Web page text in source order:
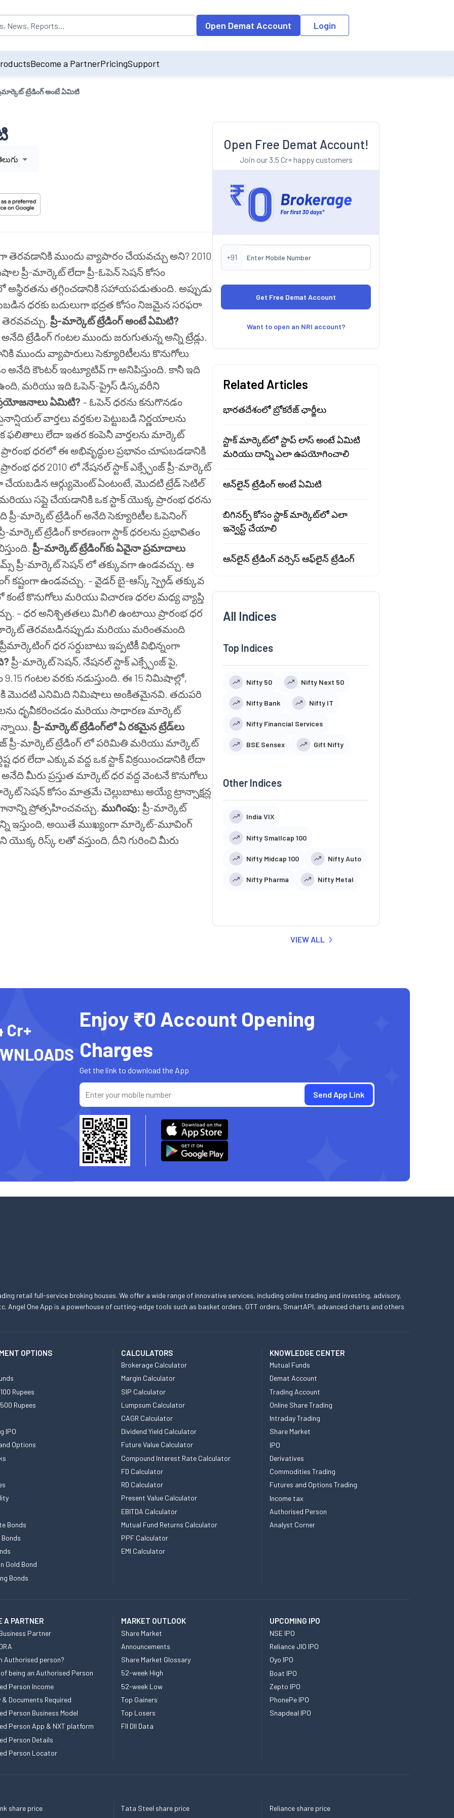
by default on accessing the input field. On entering data into the input field, the suggestion list will be updated as per the
Open Demat Account Login
Become a PartnerPricingSupport
ట్రేడింగ్ అంటే ఏమిటి
తెరవడానికి ముందు వ్యాపారం చేయవచ్చు అని? 2010
ప్రీ-మార్కెట్ లేదా ప్రీ-ఓపెన్ సెషన్ కోసం
తగ్గించడానికి సహాయపడుతుంది. అప్పుడు
ధరకు బదులుగా భద్రత కోసం నిజమైన సరఫరా
ప్రీ-మార్కెట్ ట్రేడింగ్ అంటే ఏమిటి?
ట్రేడింగ్ గంటల ముందు జరుగుతున్న అన్ని ట్రేడ్లు.
ముందు వ్యాపారులు సెక్యూరిటీలను కొనుగోలు
కౌంటర్ ఇంట్యూటివ్ గా అనిపిస్తుంది. కానీ ఇది
మరియు ఇది ఓపెన్-ప్రైస్ డిస్కవరీని
ఏమిటి? – ఓపెన్ ధరను కనుగొనడం
వార్తలు వర్తకుల పెట్టుబడి నిర్ణయాలను
ఫలితాలు లేదా ఇతర కంపెనీ వార్తలను మార్కెట్
ధరలో ఈ అభివృద్ధుల ప్రభావం చూపబడడానికి
ధర2010 లో నేషనల్ స్టాక్ ఎక్స్ఛేంజ్ ప్రీ-మార్కెట్
చేయబడిన ఆర్గ్యుమెంట్ ఏంటంటే, మొదటి ట్రేడ్ సెటిల్
సప్లై చేయడానికి ఒక స్టాక్ యొక్క ప్రారంభ ధరను
ప్రీ-మార్కెట్ ట్రేడింగ్ అనేది సెక్యూరిటీల ఓపెనింగ్
మార్కెట్ ట్రేడింగ్ కారణంగా స్టాక్ ధరలను ప్రభావితం
ప్రీ-మార్కెట్ ట్రేడింగ్‌కు ఏవైనా ప్రమాదాలు
ప్రీ-మార్కెట్ సెషన్ లో తక్కువగా ఉండవచ్చు. ఆ
కష్టంగా ఉండవచ్చు. – వైడర్ బై-ఆస్క్ స్ప్రెడ్ తక్కువ
కంటే కొనుగోలు మరియు విచారణ ధరల మధ్య వ్యాప్తి
– ధర అనిశ్చితతలు మిగిలి ఉంటాయి ప్రారంభ ధర
తెరవబడినప్పుడు మరియు మరింతమంది
ధర సర్దుబాటు ఇప్పటికీ విభిన్నంగా
ప్రీ-మార్కెట్ సెషన్, నేషనల్ స్టాక్ ఎక్స్చేంజ్ పై,
గంటల వరకు నడుస్తుంది. ఈ 15 నిమిషాల్లో,
మొదటి ఎనిమిది నిమిషాలు అంకితమైనవి. తదుపరి
ధృవీకరించడం మరియు సాధారణ మార్కెట్
ప్రీ-మార్కెట్ ట్రేడింగ్‌లో ఏ రకమైన ట్రేడ్‌లు
ప్రీ-మార్కెట్ ట్రేడింగ్ లో పరిమితి మరియు మార్కెట్
ధర లేదా ఎక్కువ వద్ద ఒక స్టాక్ విక్రయించడానికి లేదా
మీరు ప్రస్తుత మార్కెట్ ధర వద్ద వెంటనే కొనుగోలు
సెషన్ కోసం మాత్రమే చెల్లుబాటు అయ్యే ట్రాన్సాక్షన్ల
ప్రోత్సహించవచ్చు. ముగింపు: ప్రీ-మార్కెట్
ఇస్తుంది, అయితే ముఖ్యంగా మార్కెట్-మూవింగ్
యొక్క రిస్క్ లతో వస్తుంది, దీని గురించి మీరు
Open Free Demat Account!
Join our 3.5 Cr+ happy customers
+91
Want to open an NRI account?
Related Articles
భారతదేశంలో బ్రోకరేజ్ ఛార్జీలు
స్టాక్ మార్కెట్‍లో స్టాప్ లాస్ అంటే ఏమిటి
మరియు దాన్ని ఎలా ఉపయోగించాలి
ఆన్‌లైన్ ట్రేడింగ్ అంటే ఏమిటి
బిగినర్స్ కోసం స్టాక్ మార్కెట్‍లో ఎలా
ఇన్వెస్ట్ చేయాలి
ఆన్‌లైన్ ట్రేడింగ్ వర్సెస్ ఆఫ్‌లైన్ ట్రేడింగ్
All Indices
Top Indices
Nifty 50 Nifty Next 50
Nifty Bank Nifty IT
Nifty Financial Services
BSE Sensex Gift Nifty
Other Indices
India VIX
Nifty Smallcap 100
Nifty Midcap 100 Nifty Auto
Nifty Pharma Nifty Metal
VIEW ALL
Cr+
Enjoy ₹0 Account Opening
Charges
Get the link to download the App
retail full-service broking houses. We offer a wide range of innovative services, including online trading and investing, advisory,
One App is a powerhouse of cutting-edge tools such as basket orders, GTT orders, SmartAPI, advanced charts and others
OPTIONS
Rupees
Rupees
IPO
Options
Bonds
Gold Bond
Bonds
CALCULATORS
Brokerage Calculator
Margin Calculator
SIP Calculator
Lumpsum Calculator
CAGR Calculator
Dividend Yield Calculator
Future Value Calculator
Compound Interest Rate Calculator
FD Calculator
RD Calculator
Present Value Calculator
EBITDA Calculator
Mutual Fund Returns Calculator
PPF Calculator
EMI Calculator
KNOWLEDGE CENTER
Mutual Funds
Demat Account
Trading Account
Online Share Trading
Intraday Trading
Share Market
IPO
Derivatives
Commodities Trading
Futures and Options Trading
Income tax
Authorised Person
Analyst Corner
A PARTNER
Partner
Authorised person?
being an Authorised Person
Person Income
Documents Required
Person Business Model
Person App & NXT platform
Person Details
Person Locator
MARKET OUTLOOK
Share Market
Announcements
Share Market Glossary
52-week High
52-week Low
Top Gainers
Top Losers
FII DII Data
UPCOMING IPO
NSE IPO
Reliance JIO IPO
Oyo IPO
Boat IPO
Zepto IPO
PhonePe IPO
Snapdeal IPO
share price
Tata Steel share price
Reliance share price